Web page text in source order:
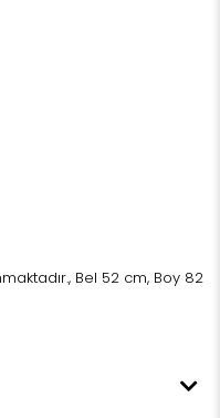
Bel 52 cm, Boy 82